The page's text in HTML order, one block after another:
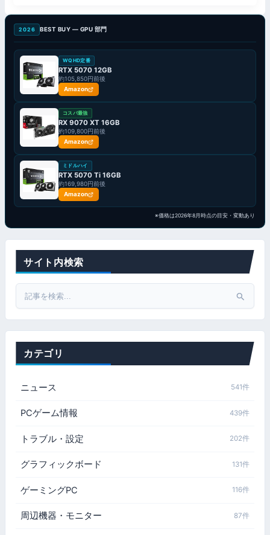
2026 BEST BUY — GPU 部門
WQHD定番
RTX 5070 12GB
約105,850円前後
Amazon
コスパ最強
RX 9070 XT 16GB
約109,800円前後
Amazon
ミドルハイ
RTX 5070 Ti 16GB
約169,980円前後
Amazon
※価格は2026年8月時点の目安・変動あり
サイト内検索
Search
for:
カテゴリ
ニュース 541件
PCゲーム情報 439件
トラブル・設定 202件
グラフィックボード 131件
ゲーミングPC 116件
周辺機器・モニター 87件